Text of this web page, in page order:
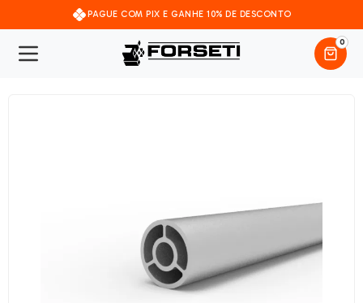
PAGUE COM PIX E GANHE 10% DE DESCONTO
0